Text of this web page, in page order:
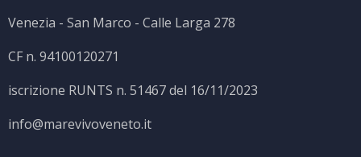
Venezia - San Marco - Calle Larga 278
CF n. 94100120271
iscrizione RUNTS n. 51467 del 16/11/2023
info@marevivoveneto.it